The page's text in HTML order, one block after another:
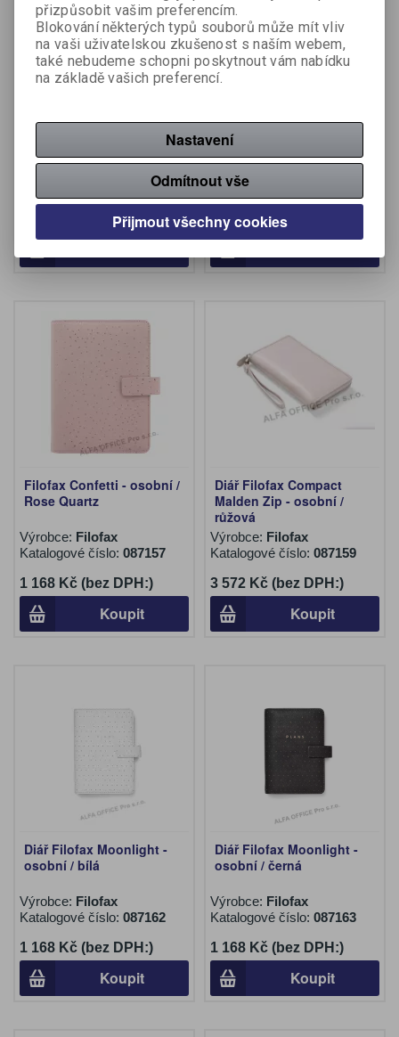
Filofax Garden - osobní /
087151
1 168 Kč (bez DPH:)
Filofax Confetti - osobní /
Charcoal
Výrobce:
Katalogové číslo:
1 168 Kč (bez DPH:)
Filofax Confetti - osobní /
Rose Quartz
Výrobce: Filofax
Katalogové číslo: 087157
1 168 Kč (bez DPH:)
Koupit
Diář Filofax Compact
Malden Zip - osobní /
růžová
Výrobce: Filofax
Katalogové číslo: 087159
3 572 Kč (bez DPH:)
Koupit
Diář Filofax Moonlight -
osobní / bílá
Výrobce: Filofax
Katalogové číslo: 087162
1 168 Kč (bez DPH:)
Koupit
Diář Filofax Moonlight -
osobní / černá
Výrobce: Filofax
Katalogové číslo: 087163
1 168 Kč (bez DPH:)
Koupit
přizpůsobit vašim preferencím.
Blokování některých typů souborů může mít vliv
na vaši uživatelskou zkušenost s naším webem,
také nebudeme schopni poskytnout vám nabídku
na základě vašich preferencí.
Nastavení
Odmítnout vše
Přijmout všechny cookies